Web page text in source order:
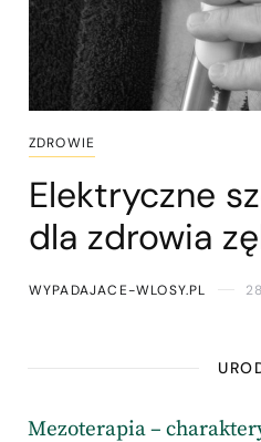
ZDROWIE
Elektryczne
dla zdrowia
WYPADAJACE-WLOSY.PL
Mezoterapia –